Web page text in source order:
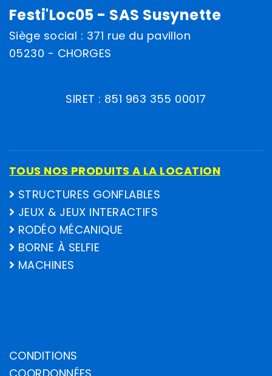
Festi'Loc05 - SAS Susynette
Siège social : 371 rue du pavillon
05230 - CHORGES
SIRET : 851 963 355 00017
TOUS NOS PRODUITS A LA LOCATION
STRUCTURES GONFLABLES
JEUX & JEUX INTERACTIFS
RODÉO MÉCANIQUE
BORNE À SELFIE
MACHINES
CONDITIONS